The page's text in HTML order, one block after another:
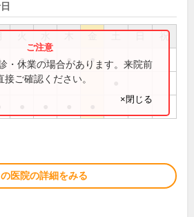
祝
● ● ● ●
・休業の場合があります。来院前
ご確認ください。
×閉じる
医院の詳細をみる